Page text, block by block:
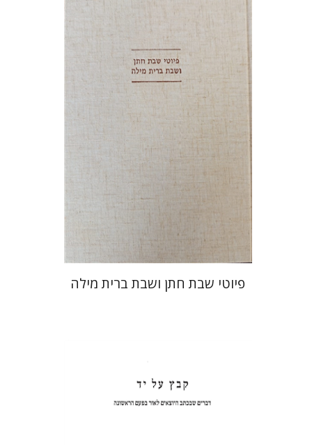
הנחת אתר ספר מודפס
פיוטי שבת חתן ושבת ברית מילה
שולמית אליצור